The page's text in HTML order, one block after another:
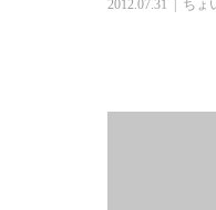
2012.07.31 ちょ